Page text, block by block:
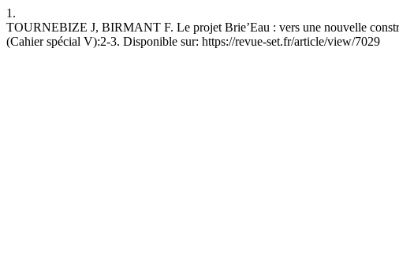
1.
TOURNEBIZE J, BIRMANT F. Le projet Brie’Eau : vers une nouvelle
(Cahier spécial V):2-3. Disponible sur: https://revue-set.fr/article/view/7029